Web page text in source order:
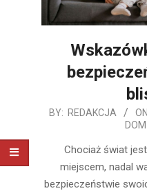
2020-
BY: REDAKCJA
Chociaż świat
miejscem, nadal
bezpieczeństwie